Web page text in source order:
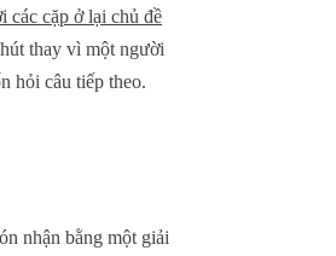
các cặp ở lại chủ đề
thay vì một người
hỏi câu tiếp theo.
nhận bằng một giải